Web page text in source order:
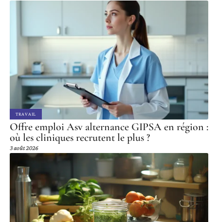
TRAVAIL
Offre emploi Asv alternance GIPSA en région :
où les cliniques recrutent le plus ?
3 août 2026